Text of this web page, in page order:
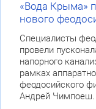
«Вода Крыма»
нового
Специалисты
провели
напорного
рамках
феодосийского
Андрей Чимпоеш.